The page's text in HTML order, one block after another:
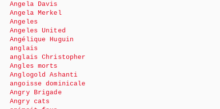
Angela Davis
Angela Merkel
Angeles
Angeles United
Angélique Huguin
anglais
anglais Christopher
Angles morts
Anglogold Ashanti
angoisse dominicale
Angry Brigade
Angry cats